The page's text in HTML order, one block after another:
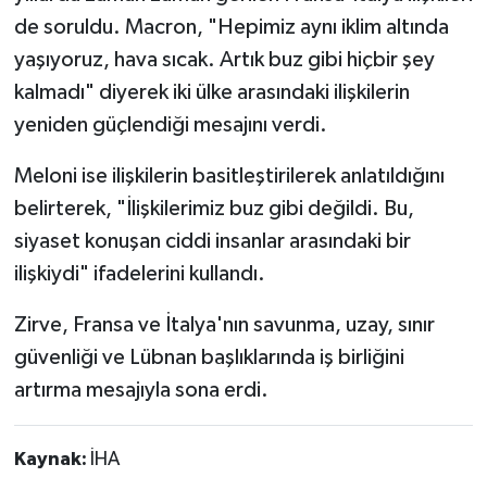
de soruldu. Macron, "Hepimiz aynı iklim altında
yaşıyoruz, hava sıcak. Artık buz gibi hiçbir şey
kalmadı" diyerek iki ülke arasındaki ilişkilerin
yeniden güçlendiği mesajını verdi.
Meloni ise ilişkilerin basitleştirilerek anlatıldığını
belirterek, "İlişkilerimiz buz gibi değildi. Bu,
siyaset konuşan ciddi insanlar arasındaki bir
ilişkiydi" ifadelerini kullandı.
Zirve, Fransa ve İtalya'nın savunma, uzay, sınır
güvenliği ve Lübnan başlıklarında iş birliğini
artırma mesajıyla sona erdi.
Kaynak: İHA